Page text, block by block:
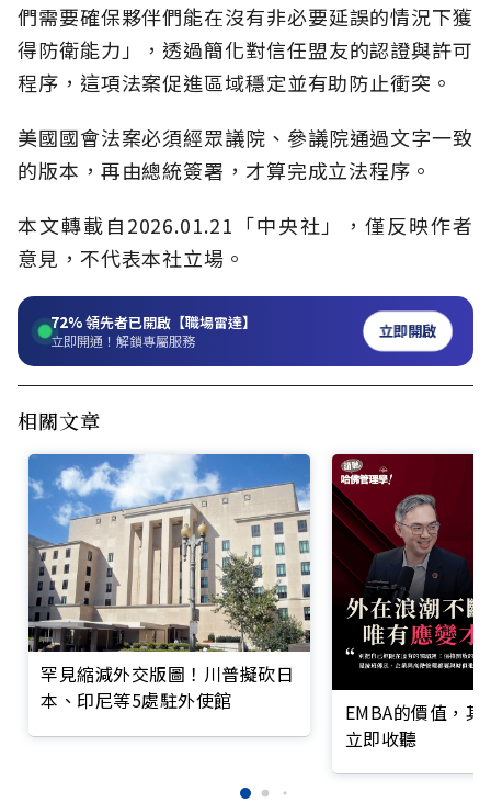
們需要確保夥伴們能在沒有非必要延誤的情況下獲
得防衛能力」，透過簡化對信任盟友的認證與許可
程序，這項法案促進區域穩定並有助防止衝突。
美國國會法案必須經眾議院、參議院通過文字一致
的版本，再由總統簽署，才算完成立法程序。
本文轉載自2026.01.21「中央社」，僅反映作者
意見，不代表本社立場。
72%領先者已開啟【職場雷達】
立即開通！解鎖專屬服務 立即開啟
相關文章
罕見縮減外交版圖！川普擬砍日
本、印尼等5處駐外使館
EMBA的價值，
立即收聽